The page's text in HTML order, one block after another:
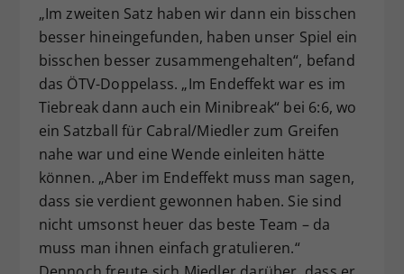
„Im zweiten Satz haben wir dann ein bisschen
besser hineingefunden, haben unser Spiel ein
bisschen besser zusammengehalten“, befand
das ÖTV-Doppelass. „Im Endeffekt war es im
Tiebreak dann auch ein Minibreak“ bei 6:6, wo
ein Satzball für Cabral/Miedler zum Greifen
nahe war und eine Wende einleiten hätte
können. „Aber im Endeffekt muss man sagen,
dass sie verdient gewonnen haben. Sie sind
nicht umsonst heuer das beste Team – da
muss man ihnen einfach gratulieren.“